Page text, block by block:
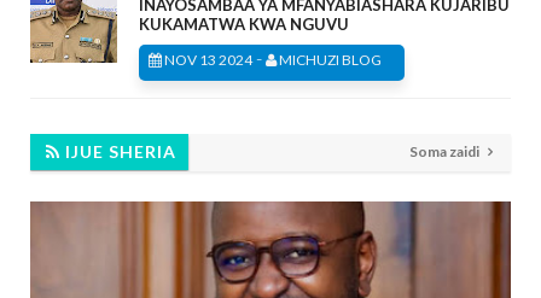
INAYOSAMBAA YA MFANYABIASHARA KUJARIBU
KUKAMATWA KWA NGUVU
NOV 13 2024- MICHUZI BLOG
IJUE SHERIA Soma zaidi